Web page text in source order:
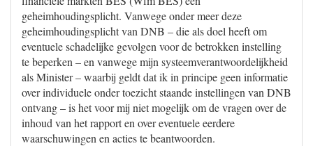
geheimhoudingsplicht. Vanwege onder meer deze
geheimhoudingsplicht van DNB – die als doel heeft om
eventuele schadelijke gevolgen voor de betrokken instelling
te beperken – en vanwege mijn systeemverantwoordelijkheid
als Minister – waarbij geldt dat ik in principe geen informatie
over individuele onder toezicht staande instellingen van DNB
ontvang – is het voor mij niet mogelijk om de vragen over de
inhoud van het rapport en over eventuele eerdere
waarschuwingen en acties te beantwoorden.